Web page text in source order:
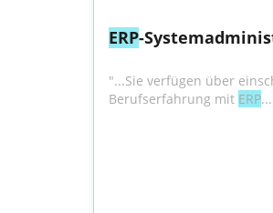
ERP-
"...Sie verfügen über
Berufserfahrung mit ERP